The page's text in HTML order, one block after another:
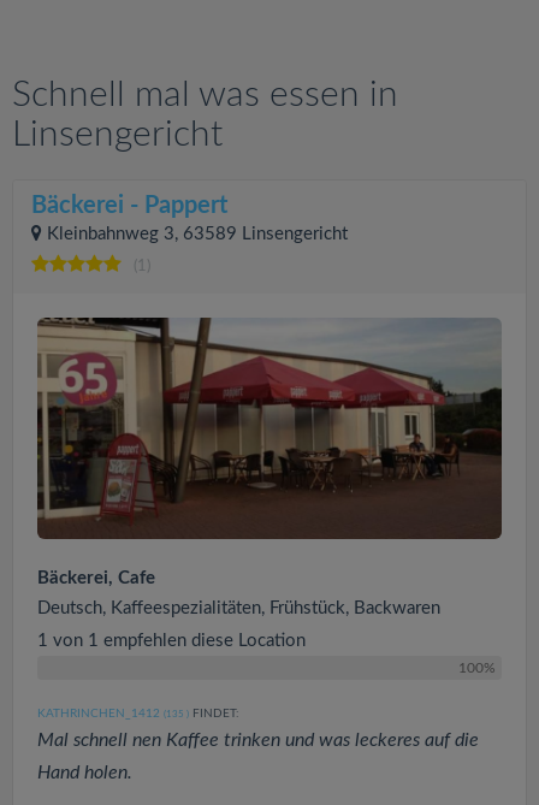
Schnell mal was essen in
Linsengericht
Bäckerei - Pappert
Kleinbahnweg 3, 63589 Linsengericht
(1)
Bäckerei, Cafe
Deutsch, Kaffeespezialitäten, Frühstück, Backwaren
1 von 1 empfehlen diese Location
100%
KATHRINCHEN_1412 (135 ) FINDET:
Mal schnell nen Kaffee trinken und was leckeres auf die
Hand holen.
n